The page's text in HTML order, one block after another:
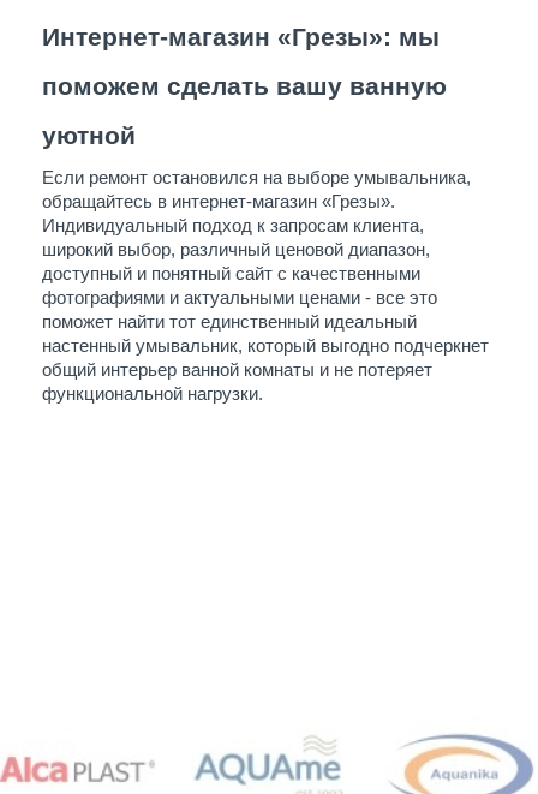
Интернет-магазин «Грезы»: мы
поможем сделать вашу ванную
уютной
Если ремонт остановился на выборе умывальника,
обращайтесь в интернет-магазин «Грезы».
Индивидуальный подход к запросам клиента,
широкий выбор, различный ценовой диапазон,
доступный и понятный сайт с качественными
фотографиями и актуальными ценами - все это
поможет найти тот единственный идеальный
настенный умывальник, который выгодно подчеркнет
общий интерьер ванной комнаты и не потеряет
функциональной нагрузки.